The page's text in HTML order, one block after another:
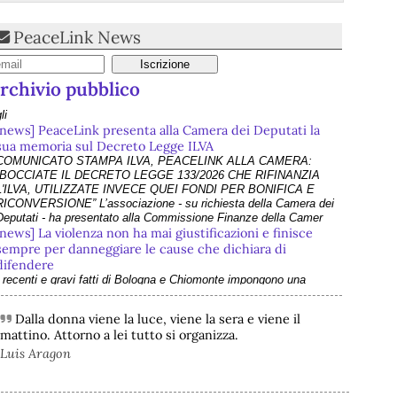
PeaceLink News
pubblico
PeaceLink presenta alla Camera dei Deputati la
memoria sul Decreto Legge ILVA
STAMPA ILVA, PEACELINK ALLA CAMERA:
IL DECRETO LEGGE 133/2026 CHE RIFINANZIA
UTILIZZATE INVECE QUEI FONDI PER BONIFICA E
L’associazione - su richiesta della Camera dei
- ha presentato alla Commissione Finanze della Camer
La violenza non ha mai giustificazioni e finisce
per danneggiare le cause che dichiara di
e gravi fatti di Bologna e Chiomonte impongono una
profonda che superi le strumentalizzazioni politiche. Nel
ultimo intervento - che abbiamo rilanciato come editoriale su
la violenza non ha
ILVA, ora la salute viene prima
“Una vittoria storica dei cittadini, ora la salute viene
L’associazione PeaceLink esprime il proprio pieno sostegno
Tarantini che hanno ottenuto una vittoria storica davan
Dalla donna viene la luce, viene la sera e viene il
mattino. Attorno a lei tutto si organizza.
Luis Aragon